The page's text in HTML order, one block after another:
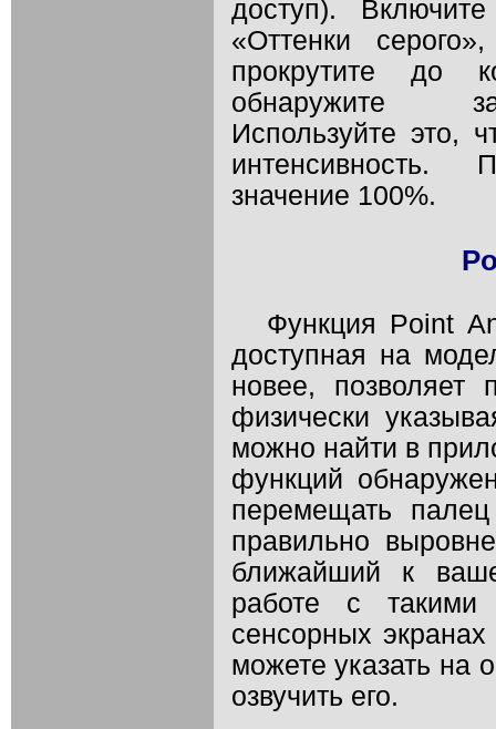
доступ).
«Оттенки
прокрутите до
обнаружите
Используйте это,
интенсивность.
значение 100%.
Функция Point
доступная на
новее, позволяет
физически
можно найти в
функций
перемещать
правильно
ближайший к
работе с
сенсорных
можете указать на
озвучить его.